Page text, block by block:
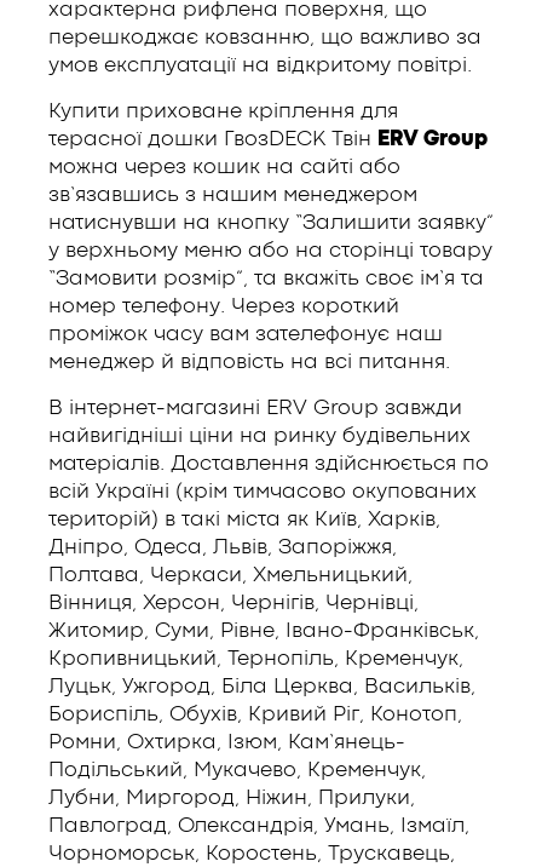
характерна рифлена поверхня, що
перешкоджає ковзанню, що важливо за
умов експлуатації на відкритому повітрі.
Купити приховане кріплення для
терасної дошки ГвозDECK Твін
ERV Group
можна через кошик на сайті або
зв’язавшись з нашим менеджером
натиснувши на кнопку “Залишити заявку”
у верхньому меню або на сторінці товару
“Замовити розмір”, та вкажіть своє ім’я та
номер телефону. Через короткий
проміжок часу вам зателефонує наш
менеджер й відповість на всі питання.
В інтернет-магазині ERV Group завжди
найвигідніші ціни на ринку будівельних
матеріалів. Доставлення здійснюється по
всій Україні (крім тимчасово окупованих
територій) в такі міста як Київ, Харків,
Дніпро, Одеса, Львів, Запоріжжя,
Полтава, Черкаси, Хмельницький,
Вінниця, Херсон, Чернігів, Чернівці,
Житомир, Суми, Рівне, Івано-Франківськ,
Кропивницький, Тернопіль, Кременчук,
Луцьк, Ужгород, Біла Церква, Васильків,
Бориспіль, Обухів, Кривий Ріг, Конотоп,
Ромни, Охтирка, Ізюм, Кам’янець-
Подільський, Мукачево, Кременчук,
Лубни, Миргород, Ніжин, Прилуки,
Павлоград, Олександрія, Умань, Ізмаїл,
Чорноморськ, Коростень, Трускавець,